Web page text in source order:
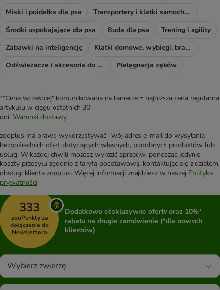
Miski i poidełka dla psa
Transportery i klatki samochodowe
Środki uspokajające dla psa
Buda dla psa
Trening i agility
Zabawki na inteligencję
Klatki domowe, wybiegi, bramki i rampy
Odświeżacze i akcesoria do sprzątania
Pielęgnacja zębów
*"Cena wcześniej" komunikowana na banerze = najniższa cena regularna
artykułu w ciągu ostatnich 30
dni. Warunki dostawy
zooplus ma prawo wykorzystywać Twój adres e-mail do wysyłania
bezpośrednich ofert dotyczących własnych, podobnych produktów lub
usług. W każdej chwili możesz wyrazić sprzeciw, ponosząc jedynie
koszty przesyłu zgodnie z taryfą podstawową, kontaktując się z działem
obsługi klienta zooplus. Więcej informacji znajdziesz w naszej Polityka
prywatności
333
zooPunkty za
dołączenie do
Newslettera
Dodatkowo ekskluzywne oferty oraz 10%*
rabatu na drugie zamówienie (*dla nowych
klientów)
Wybierz zwierzę